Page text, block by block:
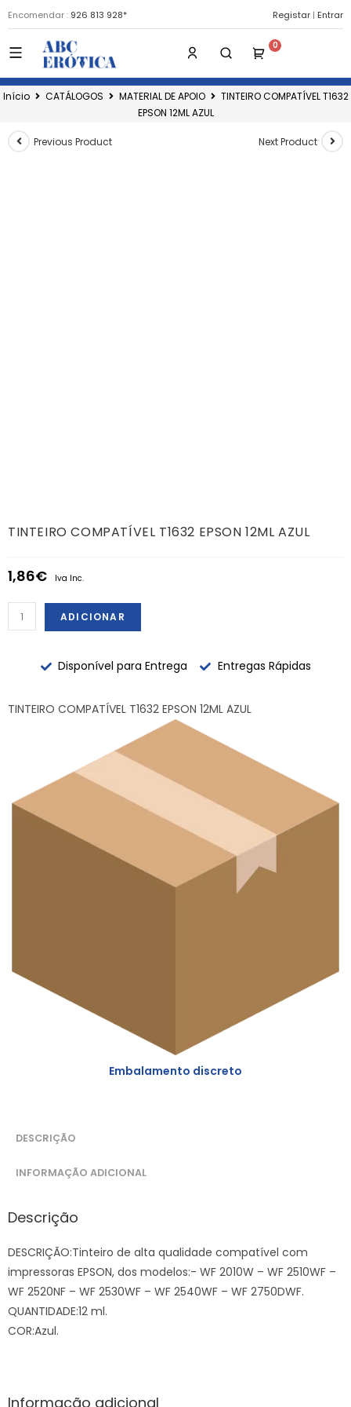
Encomendar : 926 813 928* Registar | Entrar
Início CATÁLOGOS MATERIAL DE APOIO
TINTEIRO COMPATÍVEL T1632
EPSON 12ML AZUL
Previous Product Next Product
TINTEIRO COMPATÍVEL T1632 EPSON 12ML AZUL
1,86€ Iva Inc.
ADICIONAR
Disponível para Entrega Entregas Rápidas
TINTEIRO COMPATÍVEL T1632 EPSON 12ML AZUL
Embalamento discreto
DESCRIÇÃO
INFORMAÇÃO ADICIONAL
Descrição
DESCRIÇÃO:Tinteiro de alta qualidade compatível com
impressoras EPSON, dos modelos:- WF 2010W – WF 2510WF –
WF 2520NF – WF 2530WF – WF 2540WF – WF 2750DWF.
QUANTIDADE:12 ml.
COR:Azul.
Informação adicional